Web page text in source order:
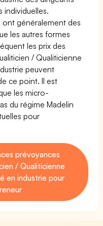
individuelles.
généralement des
les autres formes
les prix des
/ Qualiticienne
peuvent
ce point. Il est
les micro-
du régime Madelin
pour
prévoyances
/ Qualiticienne
en industrie pour